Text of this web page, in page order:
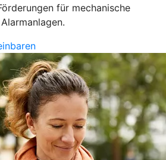
für mechanische